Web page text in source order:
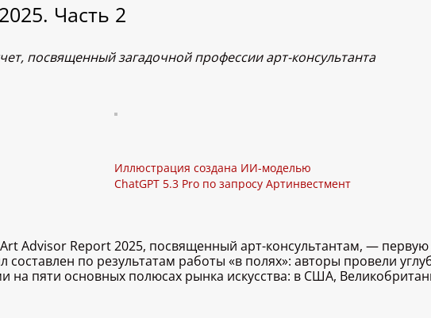
Часть 2
посвященный загадочной профессии арт-консультанта
Иллюстрация создана ИИ-моделью
ChatGPT 5.3 Pro по запросу Артинвестмент
Advisor Report 2025, посвященный арт-консультантам, — первую
по результатам работы «в полях»: авторы провели
на пяти основных полюсах рынка искусства: в США,